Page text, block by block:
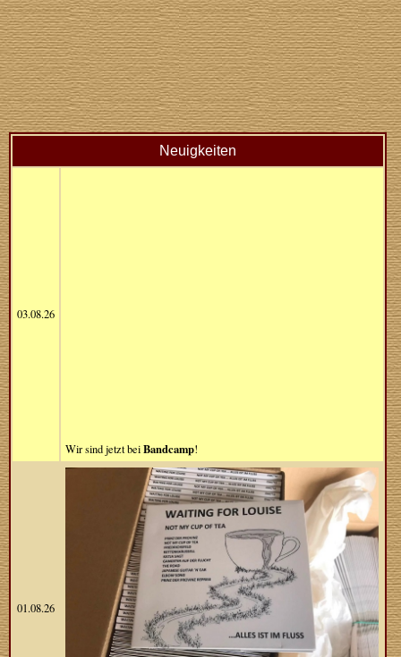
Neuigkeiten
03.08.26
Wir sind jetzt beiBandcamp!
01.08.26